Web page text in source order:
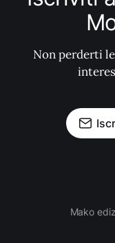
Non perderti
Mako